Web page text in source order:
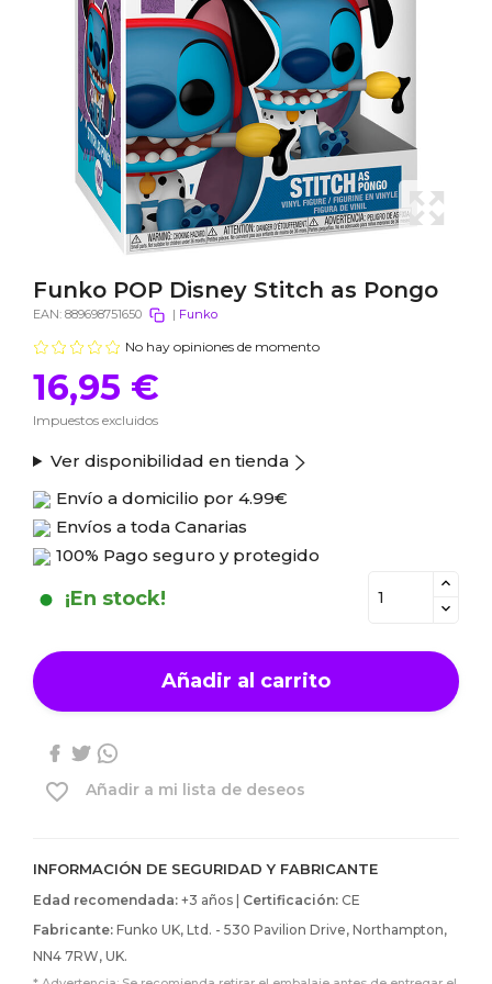
Funko POP Disney Stitch as Pongo
EAN: 889698751650 | Funko
No hay opiniones de momento
16,95 €
Impuestos excluidos
Ver disponibilidad en tienda
Envío a domicilio por 4.99€
Envíos a toda Canarias
100% Pago seguro y protegido
¡En stock!
Añadir al carrito
favorite_border Añadir a mi lista de deseos
INFORMACIÓN DE SEGURIDAD Y FABRICANTE
Edad recomendada: +3 años | Certificación: CE
Fabricante: Funko UK, Ltd. - 530 Pavilion Drive, Northampton,
NN4 7RW, UK.